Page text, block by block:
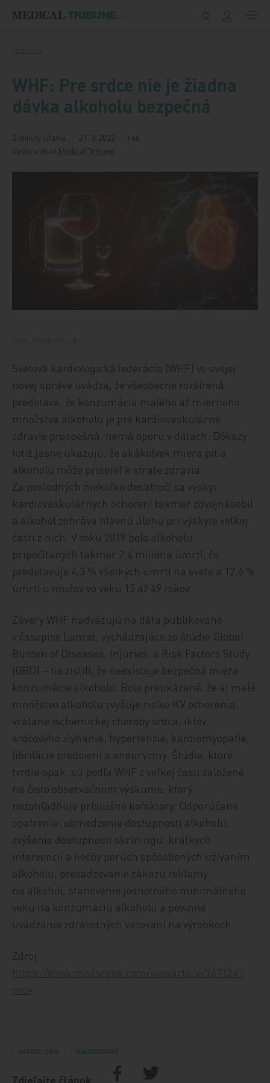
WHF: Pre srdce nie je žiadna
dávka alkoholu bezpečná
2 minúty čítania 21. 3. 2022
red
Vyšlo v titule Medical Tribune
Svetová kardiologická federácia (WHF) vo svojej
novej správe uvádza, že všeobecne rozšírená
predstava, že konzumácia malého až mierneho
množstva alkoholu je pre kardiovaskulárne
zdravie prospešná, nemá oporu v dátach. Dôkazy
totiž jasne ukazujú, že akákoľvek miera pitia
alkoholu môže prispieť k strate zdravia.
Za posledných niekoľko desaťročí sa výskyt
kardiovaskulárnych ochorení takmer zdvojnásobil
a alkohol zohráva hlavnú úlohu pri výskyte veľkej
časti z nich. V roku 2019 bolo alkoholu
pripočítaných takmer 2,4 milióna úmrtí, čo
predstavuje 4,3 % všetkých úmrtí na svete a 12,6 %
úmrtí u mužov vo veku 15 až 49 rokov.
Závery WHF nadväzujú na dáta publikované
v časopise Lancet, vychádzajúce zo štúdie Global
Burden of Diseases, Injuries, a Risk Factors Study
(GBD) – tie zistili, že neexistuje bezpečná miera
konzumácie alkoholu. Bolo preukázané, že aj malé
množstvo alkoholu zvyšuje riziko KV ochorenia,
vrátane ischemickej choroby srdca, iktov,
srdcového zlyhania, hypertenzie, kardiomyopatie,
fibrilácie predsiení a aneuryzmy. Štúdie, ktoré
tvrdia opak, sú podľa WHF z veľkej časti založené
na čisto observačnom výskume, ktorý
nezohľadňuje príslušné kofaktory. Odporúčané
opatrenia: obmedzenie dostupnosti alkoholu,
zvýšenie dostupnosti skríningu, krátkych
intervencií a liečby porúch spôsobených užívaním
alkoholu, presadzovanie zákazu reklamy
na alkohol, stanovenie jednotného minimálneho
veku na konzumáciu alkoholu a povinné
uvádzanie zdravotných varovaní na výrobkoch.
Zdroj:
https://www.medscape.com/viewarticle/967124?
src=
KARDIOLÓGIA KALEIDOSKOP
Zdieľajte článok